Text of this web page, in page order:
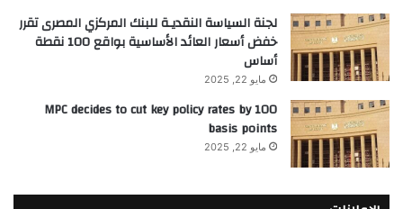
لجنة السياسة النقديـة للبنك المركزي المصرى تقرر
خفض أسعار العائد الأساسية بواقع 100 نقطة
أساس
مايو 22, 2025
MPC decides to cut key policy rates by 100
basis points
مايو 22, 2025